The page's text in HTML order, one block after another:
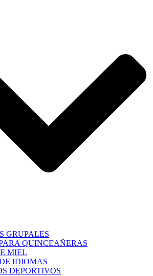
GRUPALES
QUINCEAÑERAS
MIEL
IDIOMAS
DEPORTIVOS